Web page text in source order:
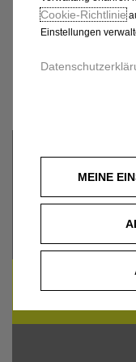
UM DIESE
AKZEPTIEREN
Cookie‑Richtlinie
Einstellungen
MEINE